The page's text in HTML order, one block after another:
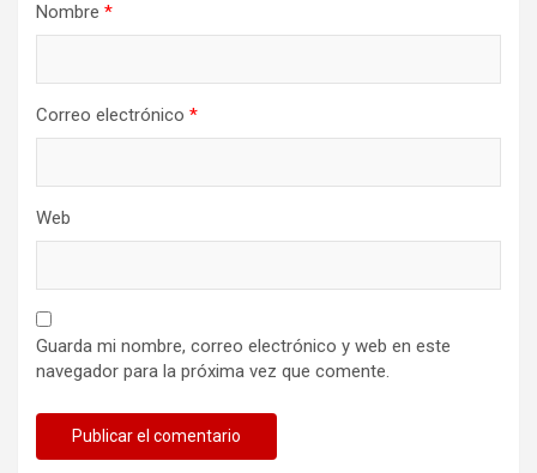
Nombre *
Correo electrónico *
Web
Guarda mi nombre, correo electrónico y web en este
navegador para la próxima vez que comente.